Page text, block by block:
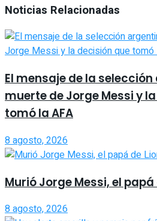
Noticias Relacionadas
El mensaje de la
muerte de Jorge Messi y
tomó la AFA
8 agosto, 2026
Murió Jorge Messi, el papá
8 agosto, 2026